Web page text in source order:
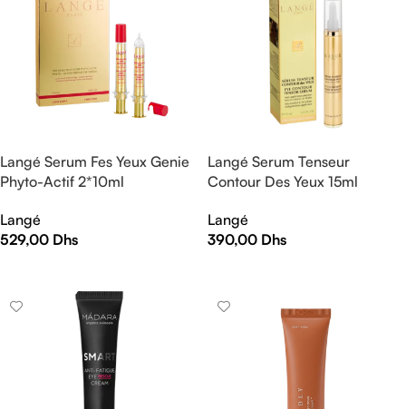
Langé Serum Fes Yeux Genie
Phyto-Actif 2*10ml
Langé
529,00 Dhs
Langé Serum Tenseur
Contour Des Yeux 15ml
Langé
390,00 Dhs